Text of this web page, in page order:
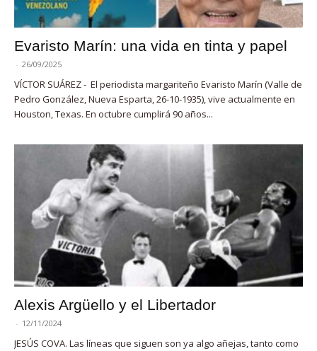
Evaristo Marín: una vida en tinta y papel
- 26/09/2025
VÍCTOR SUÁREZ - El periodista margariteño Evaristo Marín (Valle de
Pedro González, Nueva Esparta, 26-10-1935), vive actualmente en
Houston, Texas. En octubre cumplirá 90 años...
Alexis Argüello y el Libertador
- 12/11/2024
JESÚS COVA. Las líneas que siguen son ya algo añejas, tanto como